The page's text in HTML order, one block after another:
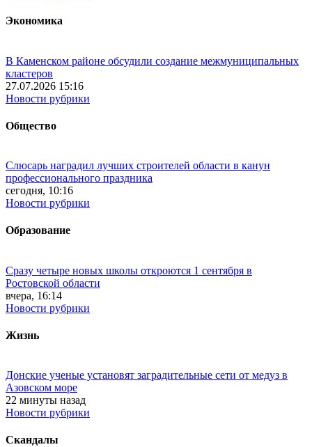
Экономика
В Каменском районе обсудили создание межмуниципальных
кластеров
27.07.2026 15:16
Новости рубрики
Общество
Слюсарь наградил лучших строителей области в канун
профессионального праздника
сегодня, 10:16
Новости рубрики
Образование
Сразу четыре новых школы откроются 1 сентября в
Ростовской области
вчера, 16:14
Новости рубрики
Жизнь
Донские ученые установят заградительные сети от медуз в
Азовском море
22 минуты назад
Новости рубрики
Скандалы